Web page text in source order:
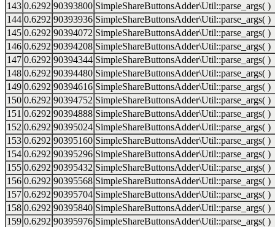
143 0.6292 90393800 SimpleShareButtonsAdder\Util::parse_args( )
144 0.6292 90393936 SimpleShareButtonsAdder\Util::parse_args( )
145 0.6292 90394072 SimpleShareButtonsAdder\Util::parse_args( )
146 0.6292 90394208 SimpleShareButtonsAdder\Util::parse_args( )
147 0.6292 90394344 SimpleShareButtonsAdder\Util::parse_args( )
148 0.6292 90394480 SimpleShareButtonsAdder\Util::parse_args( )
149 0.6292 90394616 SimpleShareButtonsAdder\Util::parse_args( )
150 0.6292 90394752 SimpleShareButtonsAdder\Util::parse_args( )
151 0.6292 90394888 SimpleShareButtonsAdder\Util::parse_args( )
152 0.6292 90395024 SimpleShareButtonsAdder\Util::parse_args( )
153 0.6292 90395160 SimpleShareButtonsAdder\Util::parse_args( )
154 0.6292 90395296 SimpleShareButtonsAdder\Util::parse_args( )
155 0.6292 90395432 SimpleShareButtonsAdder\Util::parse_args( )
156 0.6292 90395568 SimpleShareButtonsAdder\Util::parse_args( )
157 0.6292 90395704 SimpleShareButtonsAdder\Util::parse_args( )
158 0.6292 90395840 SimpleShareButtonsAdder\Util::parse_args( )
159 0.6292 90395976 SimpleShareButtonsAdder\Util::parse_args( )